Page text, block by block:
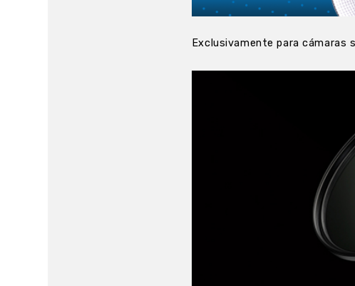
Exclusivamente para cámaras